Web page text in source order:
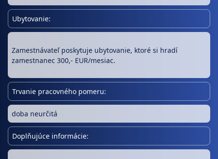
Ubytovanie:
Zamestnávateľ poskytuje ubytovanie, ktoré si hradí
zamestnanec 300,- EUR/mesiac.
Trvanie pracovného pomeru:
doba neurčitá
Doplňujúce informácie: